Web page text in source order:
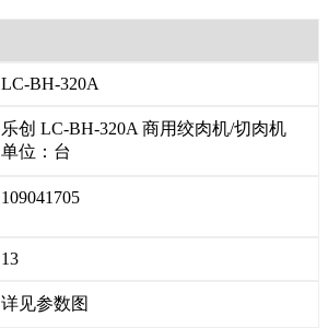
LC-BH-320A
乐创 LC-BH-320A 商用绞肉机/切肉机
单位：台
109041705
13
详见参数图